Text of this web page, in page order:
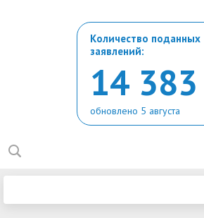
Количество поданных
заявлений:
14 383
обновлено 5 августа